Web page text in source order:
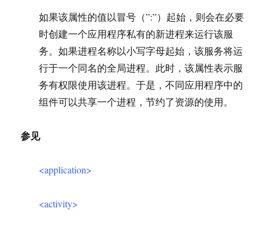
如果该属性的值以冒号（”:”）起始，则会在必要
时创建一个应用程序私有的新进程来运行该服
务。如果进程名称以小写字母起始，该服务将运
行于一个同名的全局进程。此时，该属性表示服
务有权限使用该进程。于是，不同应用程序中的
组件可以共享一个进程，节约了资源的使用。
参见
<application>
<activity>